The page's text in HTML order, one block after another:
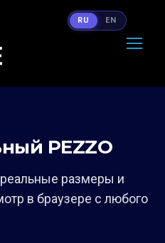
PEZZO
размеры и
в браузере с любого
RU EN